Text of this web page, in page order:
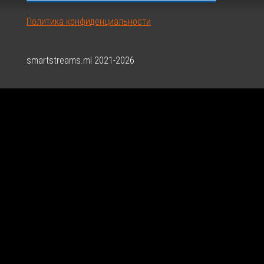
Политика конфиденциальности
smartstreams.ml 2021-2026